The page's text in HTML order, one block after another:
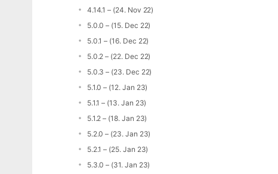
4.14.1 – (24. Nov 22)
5.0.0 – (15. Dec 22)
5.0.1 – (16. Dec 22)
5.0.2 – (22. Dec 22)
5.0.3 – (23. Dec 22)
5.1.0 – (12. Jan 23)
5.1.1 – (13. Jan 23)
5.1.2 – (18. Jan 23)
5.2.0 – (23. Jan 23)
5.2.1 – (25. Jan 23)
5.3.0 – (31. Jan 23)